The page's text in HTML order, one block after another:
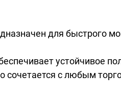
для быстрого
устойчивое
сочетается с любым